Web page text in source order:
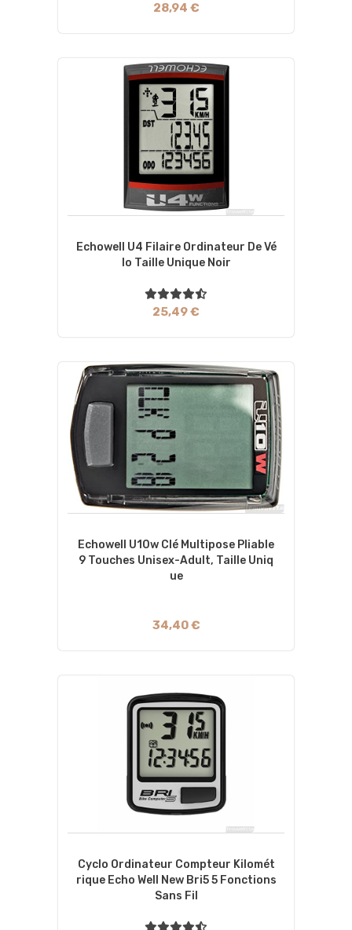
28,94 €
Echowell U4 Filaire Ordinateur De Vé
Lo Taille Unique Noir
25,49 €
Echowell U10w Clé Multipose Pliable
9 Touches Unisex-Adult, Taille Uniq
Ue
34,40 €
Cyclo Ordinateur Compteur Kilomét
Rique Echo Well New Bri5 5 Fonctions
Sans Fil